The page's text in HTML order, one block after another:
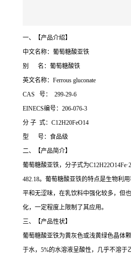
一、【产品介绍】
中文名称：葡萄糖酸亚铁
别 名：葡萄糖酸铁
英文名称：Ferrous gluconate
CAS 号： 299-29-6
EINECS编号：206-076-3
分 子 式：C12H20FeO14
型 号：食品级
二、【产品简介】
葡萄糖酸亚铁，分子式为
482.18。葡萄糖酸亚铁的特点是生物利
平和无涩味，在乳饮料中强化较多，但
化，一定程度上限制了其应用。
三、【产品性状】
葡萄糖酸亚铁为黄灰色或浅黄绿色晶体
于水，5%的水溶液呈酸性，几乎不溶于